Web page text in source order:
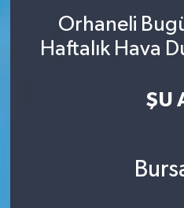
Orhaneli
Haftalık Hava
ŞU
Süper Lig Puan